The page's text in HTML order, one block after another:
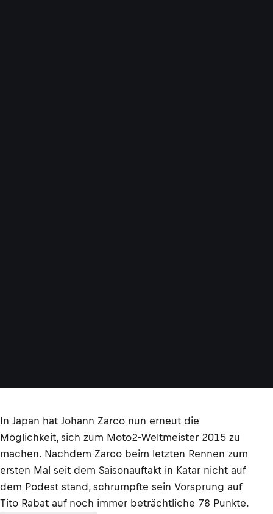
In Japan hat Johann Zarco nun erneut die
Möglichkeit, sich zum Moto2-Weltmeister 2015 zu
machen. Nachdem Zarco beim letzten Rennen zum
ersten Mal seit dem Saisonauftakt in Katar nicht auf
dem Podest stand, schrumpfte sein Vorsprung auf
Tito Rabat auf noch immer beträchtliche 78 Punkte.